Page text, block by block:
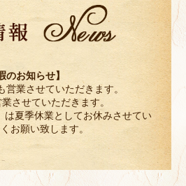
のお知らせ】
業させていただきます。
させていただきます。
は夏季休業としてお休みさせてい
お願い致します。
は臨時休業とさせていただきま